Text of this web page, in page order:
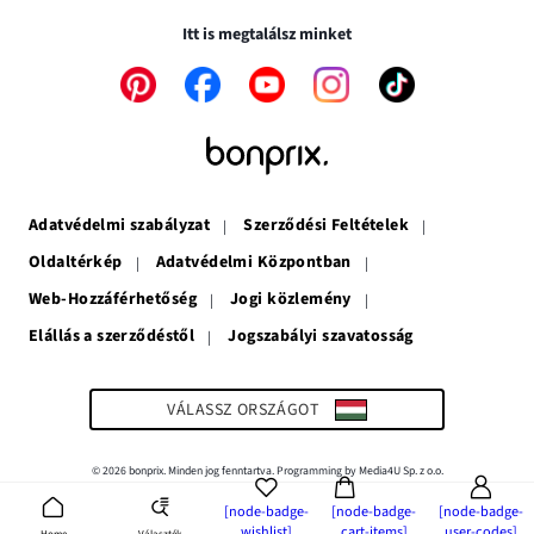
[node-badge-
[node-badge-
[node-badge-
megItt is megtalálsz minket
A
A
új
ablakban
A
ablakban
nyílik
A
A
Adatvédelmi szabályzat
Szerződési Feltételek
Oldaltérkép
Adatvédelmi Központban
Web-Hozzáférhetőség
Jogi közlemény
Elállás a szerződéstől
Jogszabályi szavatosság
A
ablakban
nyílik
meg
VÁLASSZ ORSZÁGOT
© 2026 bonprix. Minden jog fenntartva. Programming by Media4U Sp. z o.o.